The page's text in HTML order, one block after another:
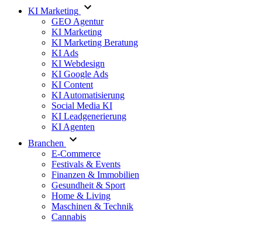
KI Marketing
GEO Agentur
KI Marketing
KI Marketing Beratung
KI Ads
KI Webdesign
KI Google Ads
KI Content
KI Automatisierung
Social Media KI
KI Leadgenerierung
KI Agenten
Branchen
E-Commerce
Festivals & Events
Finanzen & Immobilien
Gesundheit & Sport
Home & Living
Maschinen & Technik
Cannabis